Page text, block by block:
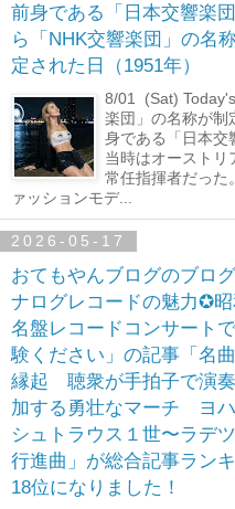
前身である「日本交響楽
ら「NHK交響楽団」の名
定された日（1951年）
8/01 (Sat)
楽団」の名称が制
身である「日本交
当時はオーストリ
常任指揮者だった
ァッションモデ...
2026-05-17
おてもやんブログのブロ
ナログレコードの魅力✪
名盤レコードコンサート
験ください」の記事「名
縁起 聴衆が手拍子で演
加する勇壮なマーチ ヨハ
シュトラウス１世〜ラデ
行進曲」が総合記事ラン
18位になりました！